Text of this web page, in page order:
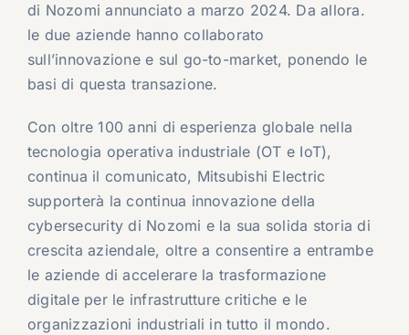
di Nozomi annunciato a marzo 2024. Da allora.
le due aziende hanno collaborato
sull’innovazione e sul go-to-market, ponendo le
basi di questa transazione.
Con oltre 100 anni di esperienza globale nella
tecnologia operativa industriale (OT e IoT),
continua il comunicato, Mitsubishi Electric
supporterà la continua innovazione della
cybersecurity di Nozomi e la sua solida storia di
crescita aziendale, oltre a consentire a entrambe
le aziende di accelerare la trasformazione
digitale per le infrastrutture critiche e le
organizzazioni industriali in tutto il mondo.